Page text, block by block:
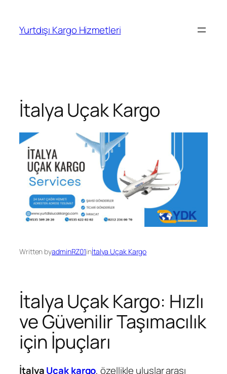
Yurtdışı Kargo Hizmetleri
İtalya Uçak Kargo
Written byadminRZ01inİtalya Uçak Kargo
İtalya Uçak Kargo: Hızlı
ve Güvenilir Taşımacılık
için İpuçları
İtalyaUçakkargo, özellikle uluslar arası